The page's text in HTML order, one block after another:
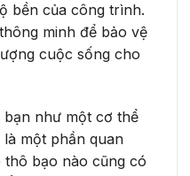
bền của công trình.
minh để bảo vệ
cuộc sống cho
bạn như một cơ thể
một phần quan
bạo nào cũng có